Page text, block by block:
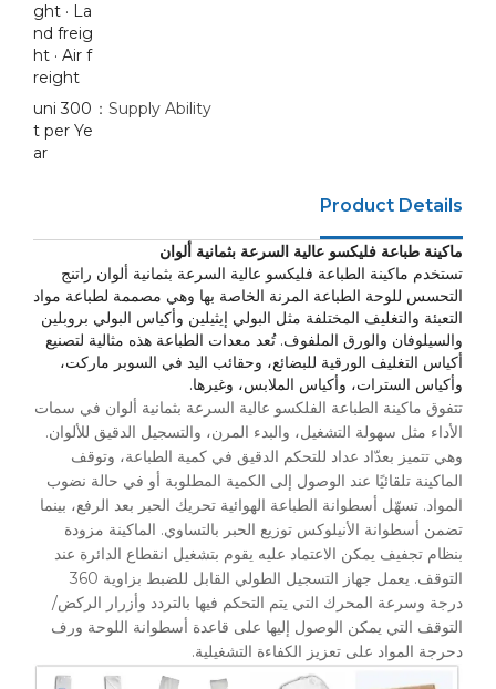
ght · La
nd freig
ht · Air f
reight
Supply Ability：
300 uni
t per Ye
ar
Product Details
ماكينة طباعة فليكسو عالية السرعة بثمانية ألوان
تستخدم ماكينة الطباعة فليكسو عالية السرعة بثمانية ألوان راتنج
التحسس للوحة الطباعة المرنة الخاصة بها وهي مصممة لطباعة مواد
التعبئة والتغليف المختلفة مثل البولي إيثيلين وأكياس البولي بروبلين
والسيلوفان والورق الملفوف. تُعد معدات الطباعة هذه مثالية لتصنيع
أكياس التغليف الورقية للبضائع، وحقائب اليد في السوبر ماركت،
وأكياس السترات، وأكياس الملابس، وغيرها.
تتفوق ماكينة الطباعة الفلكسو عالية السرعة بثمانية ألوان في سمات
الأداء مثل سهولة التشغيل، والبدء المرن، والتسجيل الدقيق للألوان.
وهي تتميز بعدّاد عداد للتحكم الدقيق في كمية الطباعة، وتوقف
الماكينة تلقائيًا عند الوصول إلى الكمية المطلوبة أو في حالة نضوب
المواد. تسهّل أسطوانة الطباعة الهوائية تحريك الحبر بعد الرفع، بينما
تضمن أسطوانة الأنيلوكس توزيع الحبر بالتساوي. الماكينة مزودة
بنظام تجفيف يمكن الاعتماد عليه يقوم بتشغيل انقطاع الدائرة عند
التوقف. يعمل جهاز التسجيل الطولي القابل للضبط بزاوية 360
درجة وسرعة المحرك التي يتم التحكم فيها بالتردد وأزرار الركض/
التوقف التي يمكن الوصول إليها على قاعدة أسطوانة اللوحة ورف
دحرجة المواد على تعزيز الكفاءة التشغيلية.